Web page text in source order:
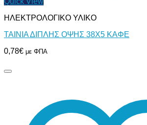
ΗΛΕΚΤΡΟΛΟΓΙΚΟ ΥΛΙΚΟ
ΤΑΙΝΙΑ ΔΙΠΛΗΣ ΟΨΗΣ 38Χ5 ΚΑΦΕ
0,78€ με ΦΠΑ